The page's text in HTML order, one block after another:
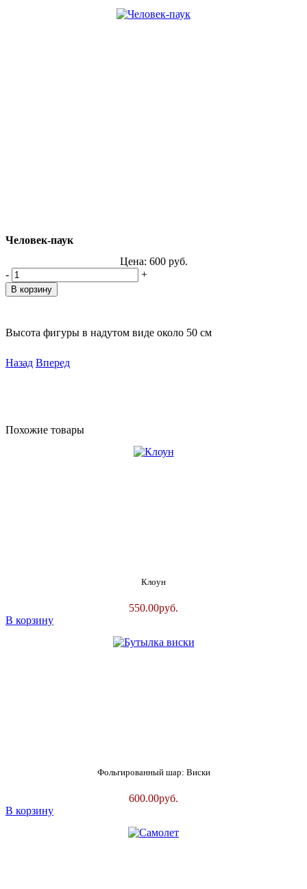
Человек-паук
Цена: 600 руб.
-
+
Высота фигуры в надутом виде около 50 см
Назад Вперед
Похожие товары
Клоун
550.00руб.
В корзину
Фольгированный шар: Виски
600.00руб.
В корзину